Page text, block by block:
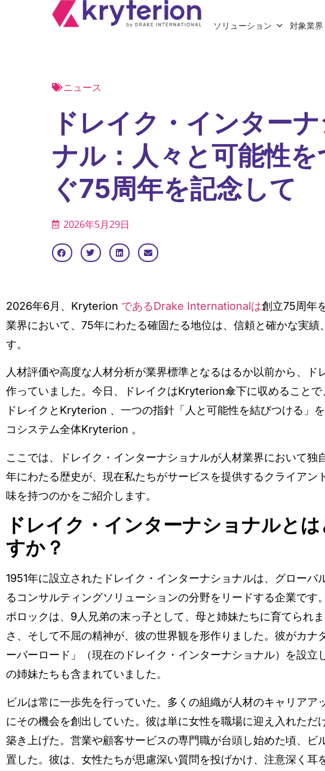
ソリューション 対象業界
ニュース
ドレイク・インターナ
ナル：人々と可能性を
ぐ75周年を記念して
2026年5月29日
2026年6月、Kryterion であるDrake Internationalは創立75周年
業界において、75年にわたる確固たる地位は、信頼と確かな実
す。
人材評価や高度な人材分析が業界標準となるはるか以前から、ド
作っていました。今日、ドレイクはKryterion傘下に収めることで
ドレイクとKryterion 、一つの指針「人と可能性を結びつける」
コシステム全体Kryterion 。
ここでは、ドレイク・インターナショナルが人材業界において独
年にわたる歴史が、現在私たちがサービスを提供するクライアン
味を持つのかをご紹介します。
ドレイク・インターナショナルと
すか？
1951年に設立されたドレイク・インターナショナルは、グローバ
るコンサルティングソリューションの分野をリードする企業です
ポロックは、9人兄弟の末っ子として、母と姉妹たちに育てられ
さ、そして不屈の精神が、彼の世界観を形作りました。彼がカナ
ーバーロード」（現在のドレイク・インターナショナル）を設立
の姉妹たちも含まれていました。
ビルは常に一歩先を行っていた。多くの組織が人材のキャリアア
にその機会を創出していた。彼は単に女性を職場に迎え入れただ
築き上げた。営業や顧客サービスの専門職が台頭し始めた頃、ビ
置した。彼は、女性たちが思慮深い質問を投げかけ、注意深く耳